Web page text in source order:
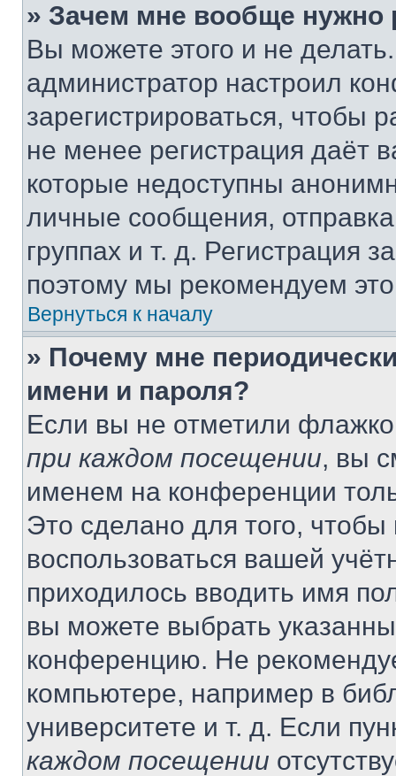
» Зачем мне вообще нужно
Вы можете этого и не
администратор настроил
зарегистрироваться, чтобы
не менее регистрация даёт
которые недоступны
личные сообщения,
группах и т. д. Регистрация
поэтому мы рекомендуем
Вернуться к началу
» Почему мне
имени и пароля?
Если вы не отметили
при каждом посещении, вы
именем на конференции
Это сделано для того, чтобы
воспользоваться вашей
приходилось вводить имя
вы можете выбрать
конференцию. Не
компьютере, например в
университете и т. д. Если
каждом посещении